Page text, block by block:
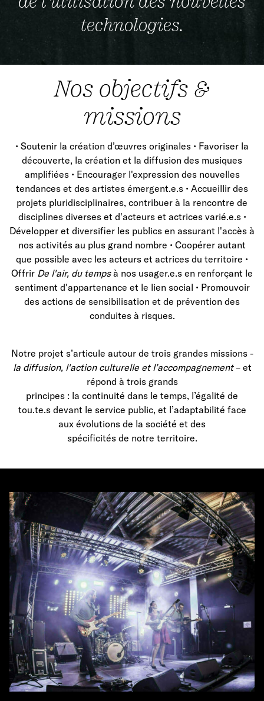
technologies.
Nos objectifs &
missions
• Soutenir la création d’œuvres originales • Favoriser la
découverte, la création et la diffusion des musiques
amplifiées • Encourager l'expression des nouvelles
tendances et des artistes émergent.e.s • Accueillir des
projets pluridisciplinaires, contribuer à la rencontre de
disciplines diverses et d'acteurs et actrices varié.e.s •
Développer et diversifier les publics en assurant l'accès à
nos activités au plus grand nombre • Coopérer autant
que possible avec les acteurs et actrices du territoire •
Offrir De l'air, du tempsà nos usager.e.s en renforçant le
sentiment d'appartenance et le lien social • Promouvoir
des actions de sensibilisation et de prévention des
conduites à risques.
Notre projet s’articule autour de trois grandes missions -
la diffusion, l'action culturelle et l’accompagnement– et
répond à trois grands
principes : la continuité dans le temps, l’égalité de
tou.te.s devant le service public, et l’adaptabilité face
aux évolutions de la société et des
spécificités de notre territoire.